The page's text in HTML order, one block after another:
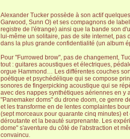
Alexander Tucker possède à son actif
Garwood, Sunn O) et ses compagnons de
registre de l'étrange) ainsi que la bande son
lui-même un solitaire, pas de site internet,
dans la plus grande confidentialité (un album
Pour "Furrowed brow", pas de changement,
tout : guitares acoustiques et électriques,
orgue Hammond… Les différentes couches
poétique et psychédélique qui se compose
sonores de fingerpicking acoustique qui se
avec des nappes synthétiques aériennes en y
"Panemaker doms" du drone doom, ce genre
et les transforme en de lentes complaintes
(sept morceaux pour quarante cinq minutes)
déroutante et la beauté surprenante. Les
dome" s'aventure du côté de l'abstraction et
convaincu.